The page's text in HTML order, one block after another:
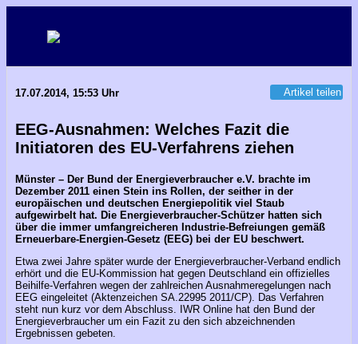
17.07.2014, 15:53 Uhr Artikel teilen
EEG-Ausnahmen: Welches Fazit die
Initiatoren des EU-Verfahrens ziehen
Münster – Der Bund der Energieverbraucher e.V. brachte im
Dezember 2011 einen Stein ins Rollen, der seither in der
europäischen und deutschen Energiepolitik viel Staub
aufgewirbelt hat. Die Energieverbraucher-Schützer hatten sich
über die immer umfangreicheren Industrie-Befreiungen gemäß
Erneuerbare-Energien-Gesetz (EEG) bei der EU beschwert.
Etwa zwei Jahre später wurde der Energieverbraucher-Verband endlich
erhört und die EU-Kommission hat gegen Deutschland ein offizielles
Beihilfe-Verfahren wegen der zahlreichen Ausnahmeregelungen nach
EEG eingeleitet (Aktenzeichen SA.22995 2011/CP). Das Verfahren
steht nun kurz vor dem Abschluss. IWR Online hat den Bund der
Energieverbraucher um ein Fazit zu den sich abzeichnenden
Ergebnissen gebeten.